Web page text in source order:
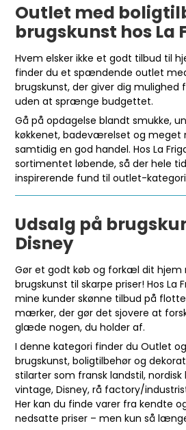
Outlet med
brugskunst hos La
Hvem elsker ikke et godt tilbud til
finder du et spændende outlet
brugskunst, der giver dig
uden at sprænge budgettet.
Gå på opdagelse blandt smukke,
køkkenet, badeværelset og meget
samtidig en god handel. Hos La
sortimentet løbende, så der hele
inspirerende fund til outlet-
Udsalg på
Disney
Gør et godt køb og forkæl dit
brugskunst til skarpe priser! Hos La
mine kunder skønne tilbud på
mærker, der gør det sjovere at
glæde nogen, du holder af.
I denne kategori finder du Outlet
brugskunst, boligtilbehør og
stilarter som fransk landstil,
vintage, Disney, rå factory/
Her kan du finde varer fra kendte
nedsatte priser – men kun så